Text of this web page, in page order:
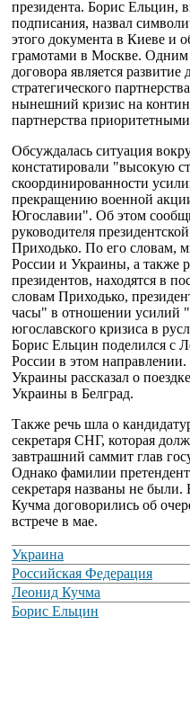
президента. Борис Ельцин,
подписания, назвал
этого документа в Киеве и
грамотами в Москве.
договора является развитие
стратегического
нынешний кризис на
партнерства
Обсуждалась ситуация
констатировали "высокую
скоординированности
прекращению военной
Югославии". Об этом
руководителя
Приходько. По его словам,
России и Украины, а также
президентов, находятся в
словам Приходько,
часы" в отношении усилий
югославского кризиса в
Борис Ельцин поделился с
России в этом
Украины рассказал о
Украины в Белград.
Также речь шла о
секретаря СНГ, которая
завтрашний саммит глав
Однако фамилии
секретаря названы не
Кучма договорились об
встрече в мае.
Украина
Российская Федерация
Леонид Кучма
Борис Ельцин